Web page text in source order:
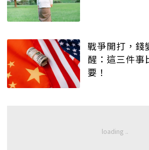
戰爭開打，錢
醒：這三件事
要！